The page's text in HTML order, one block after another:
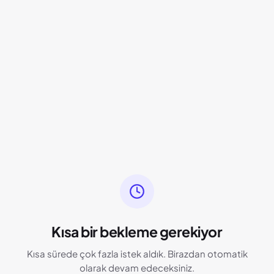
Kısa bir bekleme gerekiyor
Kısa sürede çok fazla istek aldık. Birazdan otomatik
olarak devam edeceksiniz.